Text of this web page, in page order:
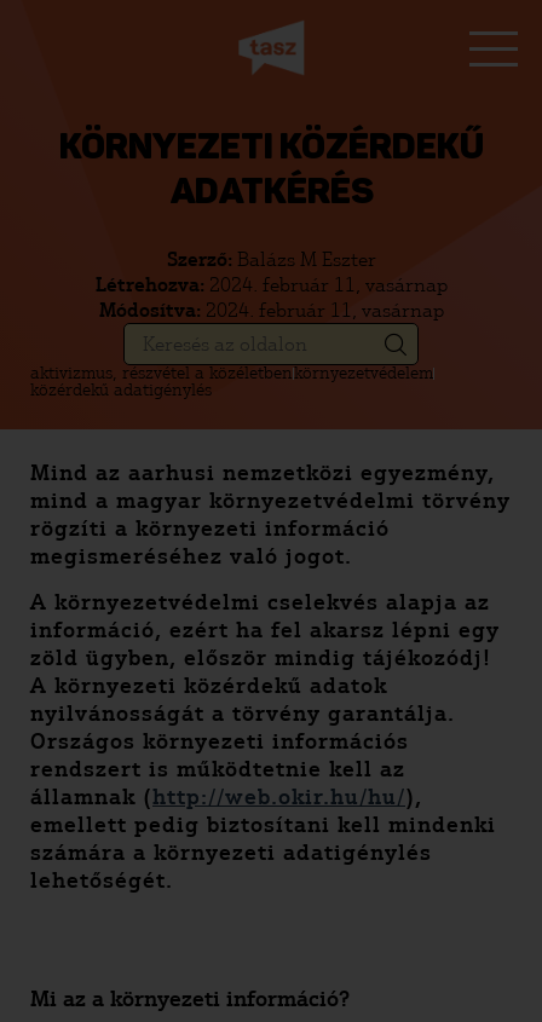
KÖRNYEZETI KÖZÉRDEKŰ
ADATKÉRÉS
Szerző: Balázs M Eszter
Létrehozva: 2024. február 11, vasárnap
Módosítva: 2024. február 11, vasárnap
aktivizmus, részvétel a közéletbenkörnyezetvédelem
közérdekű adatigénylés
Mind az aarhusi nemzetközi egyezmény,
mind a magyar környezetvédelmi törvény
rögzíti a környezeti információ
megismeréséhez való jogot.
A környezetvédelmi cselekvés alapja az
információ, ezért ha fel akarsz lépni egy
zöld ügyben, először mindig tájékozódj!
A környezeti közérdekű adatok
nyilvánosságát a törvény garantálja.
Országos környezeti információs
rendszert is működtetnie kell az
államnak (http://web.okir.hu/hu/),
emellett pedig biztosítani kell mindenki
számára a környezeti adatigénylés
lehetőségét.
Mi az a környezeti információ?